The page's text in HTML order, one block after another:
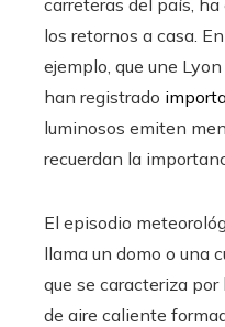
los retornos a casa.
ejemplo, que une
han registrado
luminosos emiten
recuerdan la
El episodio
llama un domo o una
que se caracteriza
de aire caliente